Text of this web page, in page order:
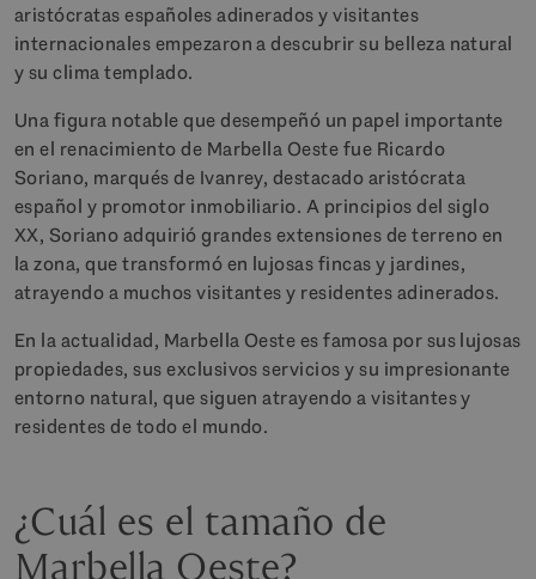
aristócratas españoles adinerados y visitantes
internacionales empezaron a descubrir su belleza natural
y su clima templado.
Una figura notable que desempeñó un papel importante
en el renacimiento de Marbella Oeste fue Ricardo
Soriano, marqués de Ivanrey, destacado aristócrata
español y promotor inmobiliario. A principios del siglo
XX, Soriano adquirió grandes extensiones de terreno en
la zona, que transformó en lujosas fincas y jardines,
atrayendo a muchos visitantes y residentes adinerados.
En la actualidad, Marbella Oeste es famosa por sus lujosas
propiedades, sus exclusivos servicios y su impresionante
entorno natural, que siguen atrayendo a visitantes y
residentes de todo el mundo.
¿Cuál es el tamaño de
Marbella Oeste?